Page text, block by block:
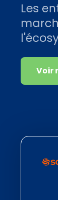
Les
Voir